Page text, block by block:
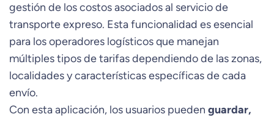
gestión de los costos asociados al servicio de
transporte expreso. Esta funcionalidad es esencial
para los operadores logísticos que manejan
múltiples tipos de tarifas dependiendo de las zonas,
localidades y características específicas de cada
envío.
Con esta aplicación, los usuarios pueden guardar,